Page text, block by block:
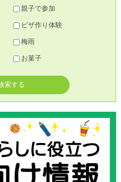
親子で参加
ピザ作り体験
梅雨
お菓子